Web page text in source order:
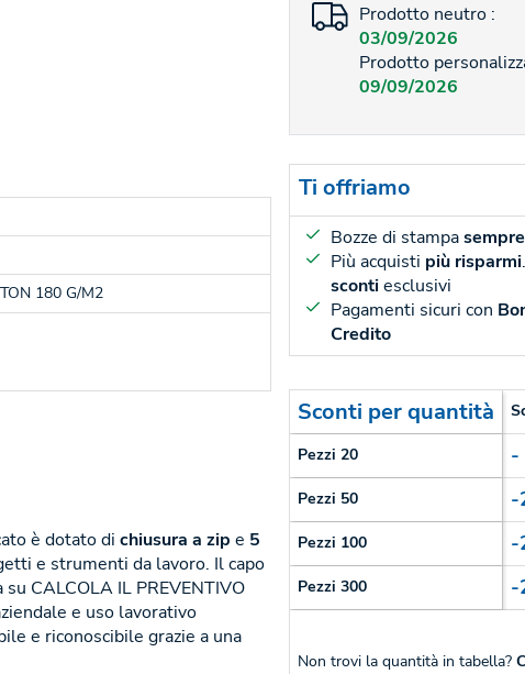
Prodotto neutro :
03/09/2026
Prodotto
09/09/2026
180 G/M2
è dotato di chiusura a zip e 5
e strumenti da lavoro. Il capo
CALCOLA IL PREVENTIVO
e uso lavorativo
e riconoscibile grazie a una
Ti offriamo
Bozze di stampa
Più acquisti più risparmi
scontiesclusivi
Pagamenti sicuri con
Credito
Sconti per quantità
Pezzi 20 -
Pezzi 50 -
Pezzi 100 -
Pezzi 300 -
Non trovi la quantità in tabella?